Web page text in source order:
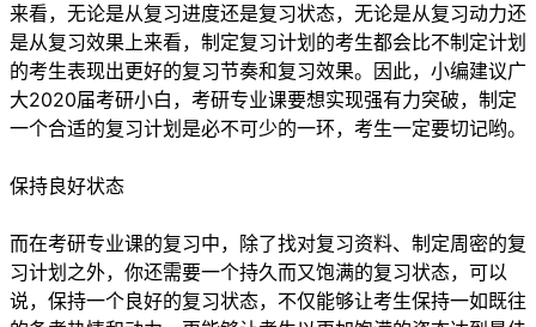
来看，无论是从复习进度还是复习状态，无论是从复习动力还
是从复习效果上来看，制定复习计划的考生都会比不制定计划
的考生表现出更好的复习节奏和复习效果。因此，小编建议广
大2020届考研小白，考研专业课要想实现强有力突破，制定
一个合适的复习计划是必不可少的一环，考生一定要切记哟。
保持良好状态
而在考研专业课的复习中，除了找对复习资料、制定周密的复
习计划之外，你还需要一个持久而又饱满的复习状态，可以
说，保持一个良好的复习状态，不仅能够让考生保持一如既往